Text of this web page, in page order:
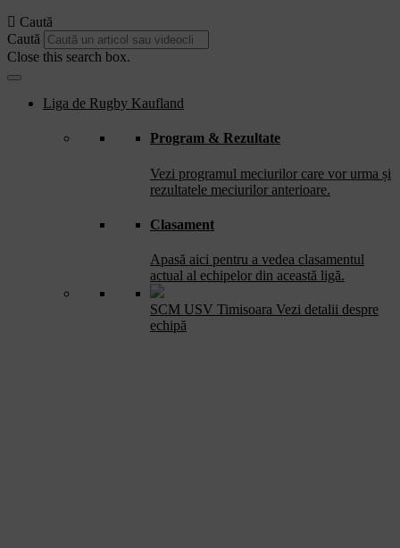
Caută
Caută
Close this search box.
Liga de Rugby Kaufland
Program & Rezultate
Vezi programul meciurilor care vor urma și
rezultatele meciurilor anterioare.
Clasament
Apasă aici pentru a vedea clasamentul
actual al echipelor din această ligă.
SCM USV Timisoara Vezi detalii despre
echipă